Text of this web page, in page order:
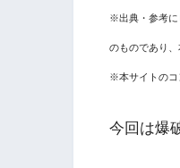
※出典・参考に
のものであり
※本サイトのコ
今回は爆